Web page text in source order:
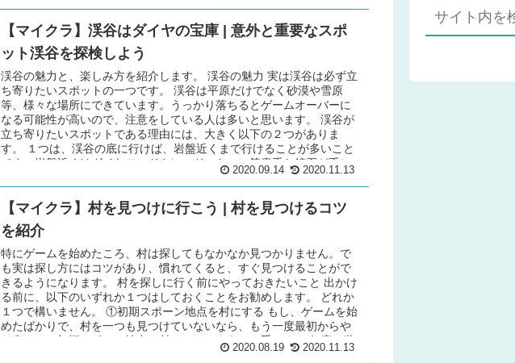
ましょう。 その村から１番近い、森の洋館までの地図が手に入りま
す。 村人を製図家にする 職業ブロックを置くと、無職の村人に職業を
与えることができます。製図家の職業ブロックは「製図台」になりま
す。 補足 製図家の職業ブロック「製図台」の作り方 紙２つと木材４
つで作れます。 ...
【マイクラ】渓谷はダイヤの宝庫 | 意外と重要なスポ
ット渓谷を探検しよう
渓谷の魅力と、楽しみ方を紹介します。 渓谷の魅力 実は渓谷は必ず立
ち寄りたいスポットの一つです。 渓谷は平原だけでなく砂漠や雪原
等、様々な場所にできています。うっかり落ちるとゲームオーバーに
なる可能性が高いので、注意をしている人は多いと思います。 渓谷が
立ち寄りたいスポットである理由には、大きく以下の２つがありま
す。 １つは、渓谷の底に行けば、岩盤近くまで行けることが多いこと
です。岩盤近くはダイヤモンドやレッドストーン等貴重な鉱石が手に
入ります。洞窟ではそこまで深いものはなかなか無く、掘って岩盤近
の断面を見れることです。どの鉱石も見つかる高さの範囲は決まって
いますが、その中でランダム（不規則）に配置されています。ダイヤ
モンドや鉄鉱石等の鉱石を効率的に集めるコツは、短時間で鉱石がで
きる箇所を沢山見ることです。 これだけ一度に「鉱石ができる可能性
のある個所」を見れるのは渓谷しかありません。 必要な道具・アイテ
ム ...
2020.09.14 2020.11.13
【マイクラ】村を見つけに行こう | 村を見つけるコツ
を紹介
特にゲームを始めたころ、村は探してもなかなか見つかりません。で
も実は探し方にはコツがあり、慣れてくると、すぐ見つけることがで
きるようになります。 村を探しに行く前にやっておきたいこと 出かけ
る前に、以下のいずれか１つはしておくことをお勧めします。 どれか
１つで構いません。 ①初期スポーン地点を村にする もし、ゲームを始
めたばかりで、村を一つも見つけていないなら、もう一度最初からや
り直して、初期スポーン地点を村にしてしまうのも手です。 何度か世
界を生成すると、最初から村が目の前にある世界にスポーンします。
2020.08.19 2020.11.13